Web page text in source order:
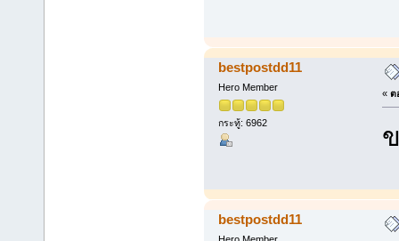
bestpostdd11
Hero Member
กระทู้: 6962
« ต
bestpostdd11